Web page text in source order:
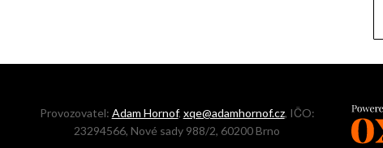
Provozovatel: Adam Hornof, xqe@adamhornof.cz, IČO:
23294566, Nové sady 988/2, 60200 Brno